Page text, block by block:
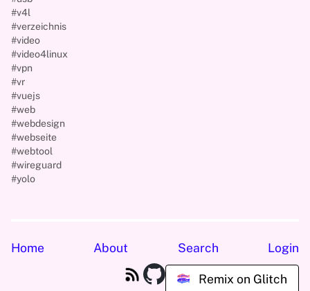
#v4l
#verzeichnis
#video
#video4linux
#vpn
#vr
#vuejs
#web
#webdesign
#webseite
#webtool
#wireguard
#yolo
Home About Search Login
Remix on Glitch